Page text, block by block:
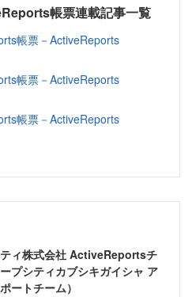
帳票連載記事一覧
帳票－ActiveReports
帳票－ActiveReports
帳票－ActiveReports
ィ株式会社 ActiveReportsチ
プシティカブシキガイシャ ア
ートチーム）